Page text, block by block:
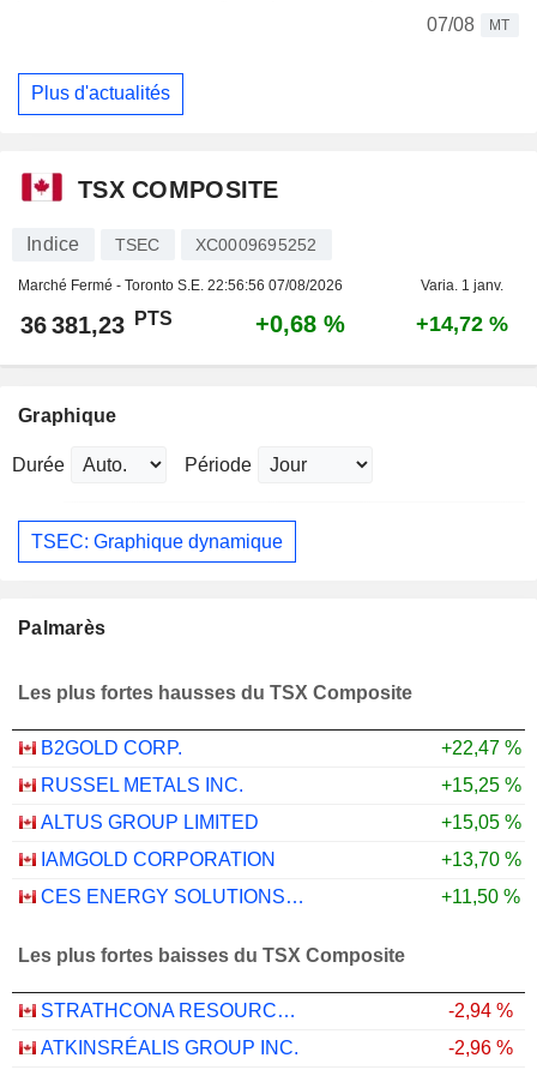
07/08
MT
Plus d'actualités
TSX COMPOSITE
Indice TSEC XC0009695252
Marché Fermé - Toronto S.E. 22:56:56 07/08/2026 Varia. 1 janv.
36 381,23 PTS +0,68 % +14,72 %
Graphique
Durée Période
TSEC: Graphique dynamique
Palmarès
Les plus fortes hausses du TSX Composite
B2GOLD CORP.
+22,47 %
RUSSEL METALS INC.
+15,25 %
ALTUS GROUP LIMITED
+15,05 %
IAMGOLD CORPORATION
+13,70 %
CES ENERGY SOLUTIONS CORP.
+11,50 %
Les plus fortes baisses du TSX Composite
STRATHCONA RESOURCES LTD.
-2,94 %
ATKINSRÉALIS GROUP INC.
-2,96 %